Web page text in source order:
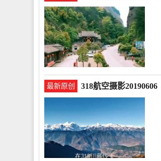
最新原创 318航空摄影20190606